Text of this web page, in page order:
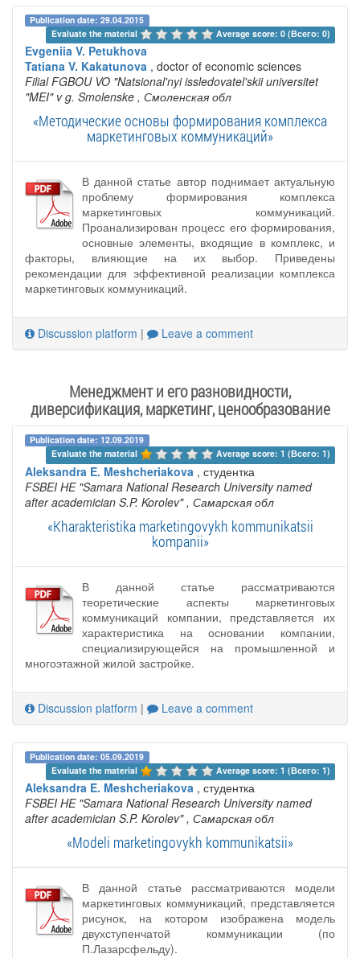
Publication date: 29.04.2015
Evaluate the material
Average score: 0 (Всего: 0)
Evgeniia V. Petukhova
Tatiana V. Kakatunova , doctor of economic sciences
Filial FGBOU VO "Natsional'nyi issledovatel'skii universitet
"MEI" v g. Smolenske , Смоленская обл
«Методические основы формирования комплекса
маркетинговых коммуникаций»
В данной статье автор поднимает актуальную
проблему формирования комплекса
маркетинговых коммуникаций.
Проанализирован процесс его формирования,
основные элементы, входящие в комплекс, и
факторы, влияющие на их выбор. Приведены
рекомендации для эффективной реализации комплекса
маркетинговых коммуникаций.
Discussion platform | Leave a comment
Менеджмент и его разновидности,
диверсификация, маркетинг, ценообразование
Publication date: 12.09.2019
Evaluate the material
Average score: 1 (Всего: 1)
Aleksandra E. Meshcheriakova , студентка
FSBEI HE "Samara National Research University named
after academician S.P. Korolev" , Самарская обл
«Kharakteristika marketingovykh kommunikatsii
kompanii»
В данной статье рассматриваются
теоретические аспекты маркетинговых
коммуникаций компании, представляется их
характеристика на основании компании,
специализирующейся на промышленной и
многоэтажной жилой застройке.
Discussion platform | Leave a comment
Publication date: 05.09.2019
Evaluate the material
Average score: 1 (Всего: 1)
Aleksandra E. Meshcheriakova , студентка
FSBEI HE "Samara National Research University named
after academician S.P. Korolev" , Самарская обл
«Modeli marketingovykh kommunikatsii»
В данной статье рассматриваются модели
маркетинговых коммуникаций, представляется
рисунок, на котором изображена модель
двухступенчатой коммуникации (по
П.Лазарсфельду).